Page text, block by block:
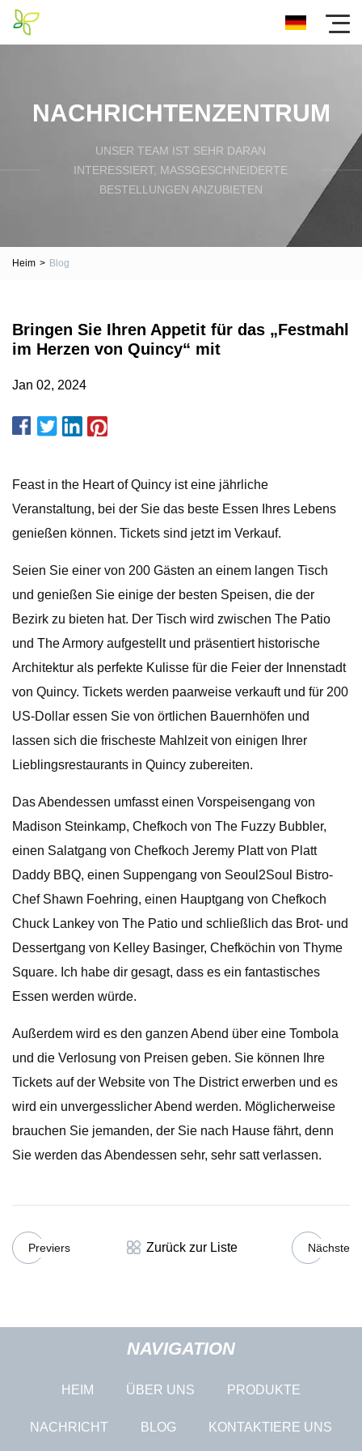
NACHRICHTENZENTRUM
UNSER TEAM IST SEHR DARAN
INTERESSIERT, MASSGESCHNEIDERTE B
ESTELLUNGEN ANZUBIETEN
Heim > Blog
Bringen Sie Ihren Appetit für das „Festmahl
im Herzen von Quincy“ mit
Jan 02, 2024
Feast in the Heart of Quincy ist eine jährliche
Veranstaltung, bei der Sie das beste Essen Ihres Lebens
genießen können. Tickets sind jetzt im Verkauf.
Seien Sie einer von 200 Gästen an einem langen Tisch
und genießen Sie einige der besten Speisen, die der
Bezirk zu bieten hat. Der Tisch wird zwischen The Patio
und The Armory aufgestellt und präsentiert historische
Architektur als perfekte Kulisse für die Feier der Innenstadt
von Quincy. Tickets werden paarweise verkauft und für 200
US-Dollar essen Sie von örtlichen Bauernhöfen und
lassen sich die frischeste Mahlzeit von einigen Ihrer
Lieblingsrestaurants in Quincy zubereiten.
Das Abendessen umfasst einen Vorspeisengang von
Madison Steinkamp, ​​Chefkoch von The Fuzzy Bubbler,
einen Salatgang von Chefkoch Jeremy Platt von Platt
Daddy BBQ, einen Suppengang von Seoul2Soul Bistro-
Chef Shawn Foehring, einen Hauptgang von Chefkoch
Chuck Lankey von The Patio und schließlich das Brot- und
Dessertgang von Kelley Basinger, Chefköchin von Thyme
Square. Ich habe dir gesagt, dass es ein fantastisches
Essen werden würde.
Außerdem wird es den ganzen Abend über eine Tombola
und die Verlosung von Preisen geben. Sie können Ihre
Tickets auf der Website von The District erwerben und es
wird ein unvergesslicher Abend werden. Möglicherweise
brauchen Sie jemanden, der Sie nach Hause fährt, denn
Sie werden das Abendessen sehr, sehr satt verlassen.
Previers Zurück zur Liste Nächste
NAVIGATION
HEIM ÜBER UNS PRODUKTE
NACHRICHT BLOG KONTAKTIERE UNS